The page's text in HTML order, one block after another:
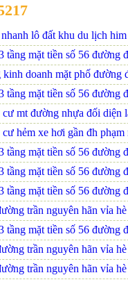
lô đất khu du lịch
tầng mặt tiền số 56 đường
kinh doanh mặt phố đường
tầng mặt tiền số 56 đường
cư mt đường nhựa đối diện
hẻm xe hơi gần đh phạm
tầng mặt tiền số 56 đường
tầng mặt tiền số 56 đường
tầng mặt tiền số 56 đường
trần nguyên hãn vỉa
tầng mặt tiền số 56 đường
trần nguyên hãn vỉa
trần nguyên hãn vỉa